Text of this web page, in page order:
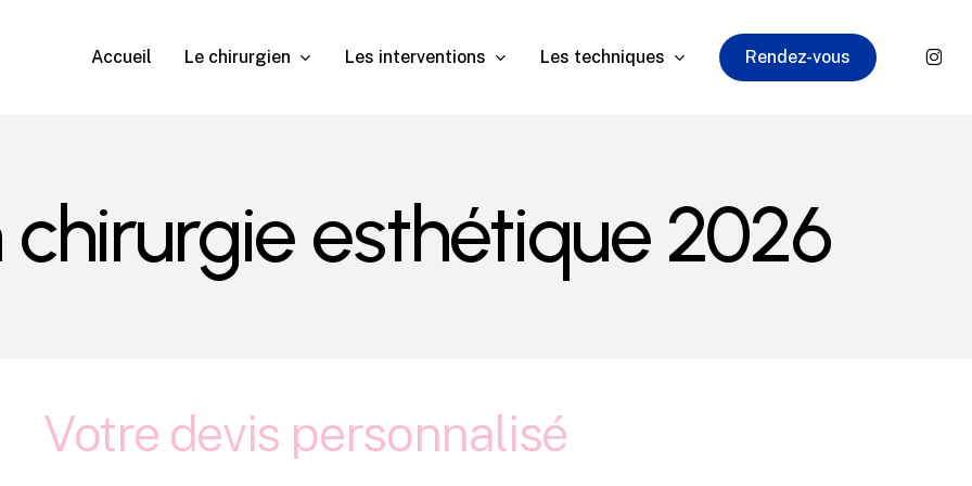
Accueil Le chirurgien Les interventions Les techniques Rendez-vous
chirurgie esthétique 2026
Votre devis personnalisé